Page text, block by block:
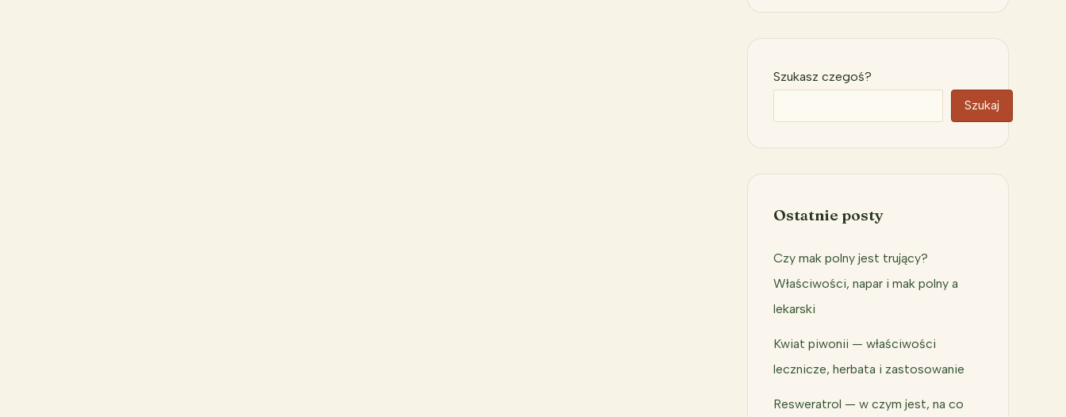
Szukasz czegoś?
Szukaj
Ostatnie posty
Czy mak polny jest trujący?
Właściwości, napar i mak polny a
lekarski
Kwiat piwonii — właściwości
lecznicze, herbata i zastosowanie
Resweratrol — w czym jest, na co